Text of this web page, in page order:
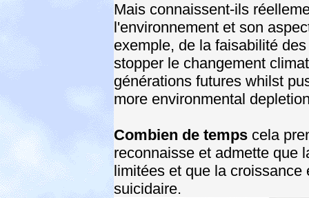
Mais connaissent-ils
l'environnement et son
exemple, de la faisabilité
stopper le changement
générations futures whilst
more environmental
Combien de temps cela
reconnaisse et admette que
limitées et que la
suicidaire.